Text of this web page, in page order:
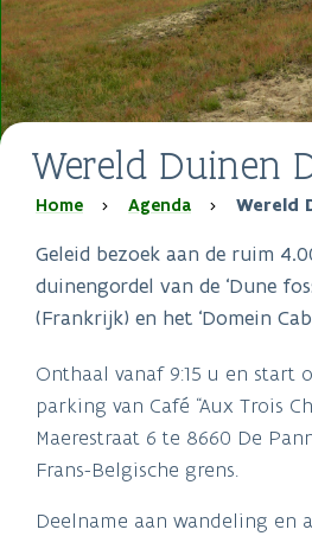
Wereld Duinen
Kruimelpad
Home Agenda Wereld
Geleid bezoek aan de ruim
duinengordel van de ‘Dune
(Frankrijk) en het ‘Domein
Onthaal vanaf 9:15 u en start
parking van Café “Aux Trois
Maerestraat 6 te 8660 De
Frans-Belgische grens.
Deelname aan wandeling en